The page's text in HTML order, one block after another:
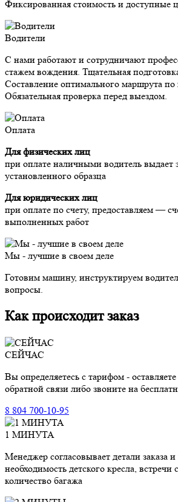
Фиксированная стоимость и доступные
Водители
С нами работают и сотрудничают
стажем вождения. Тщательная
Составление оптимального маршрута по
Обязательная проверка перед выездом.
Оплата
Для физических лиц
при оплате наличными водитель выдает
установленного образца
Для юридических лиц
при оплате по счету, предоставляем —
выполненных работ
Мы - лучшие в своем деле
Готовим машину, инструктируем
вопросы.
Как происходит заказ
СЕЙЧАС
Вы определяетесь с тарифом -
обратной связи либо звоните на
8 804 700-10-95
1 МИНУТА
Менеджер согласовывает детали заказа и
необходимость детского кресла, встречи
количество багажа